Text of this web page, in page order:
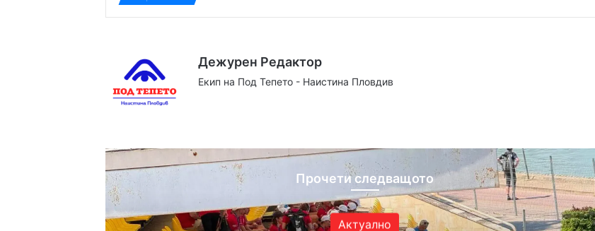
Дежурен Редактор
Екип на Под Тепето - Наистина Пловдив
Прочети следващото
Актуално